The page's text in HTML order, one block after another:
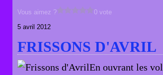
Vous aimez ?
0 vote
5 avril 2012
FRISSONS D'AVRIL
En ouvrant les